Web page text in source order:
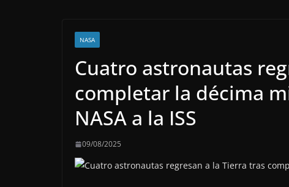
NASA
Cuatro astronautas
completar la décima
NASA a la ISS
09/08/2025